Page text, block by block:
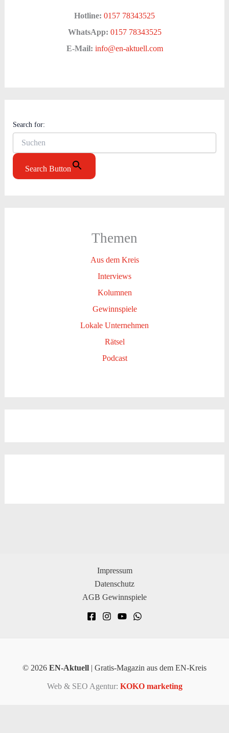
Hotline: 0157 78343525
WhatsApp: 0157 78343525
E-Mail: info@en-aktuell.com
Search for:
Search Button
Themen
Aus dem Kreis
Interviews
Kolumnen
Gewinnspiele
Lokale Unternehmen
Rätsel
Podcast
Impressum
Datenschutz
AGB Gewinnspiele
© 2026 EN-Aktuell | Gratis-Magazin aus dem EN-Kreis
Web & SEO Agentur: KOKO marketing